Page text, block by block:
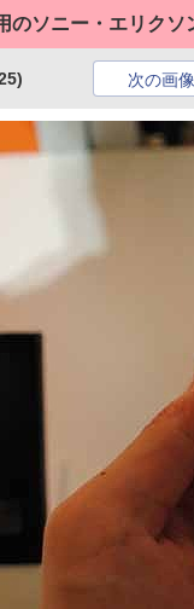
ソニー・エリクソ
次の画像